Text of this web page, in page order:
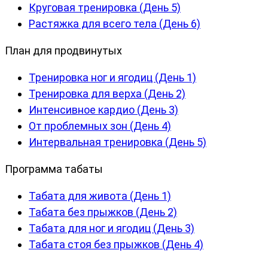
Круговая тренировка (День 5)
Растяжка для всего тела (День 6)
План для продвинутых
Тренировка ног и ягодиц (День 1)
Тренировка для верха (День 2)
Интенсивное кардио (День 3)
От проблемных зон (День 4)
Интервальная тренировка (День 5)
Программа табаты
Табата для живота (День 1)
Табата без прыжков (День 2)
Табата для ног и ягодиц (День 3)
Табата стоя без прыжков (День 4)